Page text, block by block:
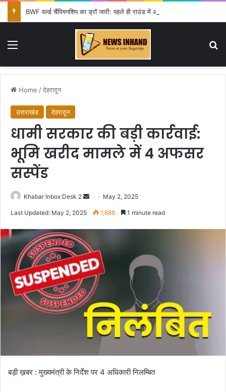
Menu
Home /देहरादून
उत्तराखंड देहरादून
धामी सरकार की बड़ी कार्रवाई:
भूमि खरीद मामले में 4 अफसर
सस्पेंड
Khabar Inbox Desk 2
Send
an
May 2, 2025
Last Updated: May 2, 2025 1,688 1 minute read
बड़ी ख़बर : मुख्यमंत्री के निर्देश पर 4 अधिकारी निलम्बित